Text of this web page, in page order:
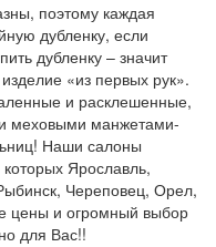
поэтому каждая
дубленку, если
дубленку – значит
«из первых рук».
и расклешенные,
меховыми манжетами-
Наши салоны
Ярославль,
Череповец, Орел,
цены и огромный выбор
для Вас!!